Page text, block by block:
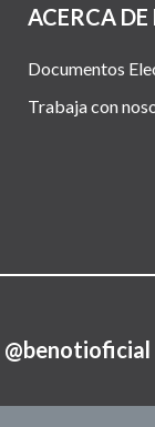
ACERCA
Documentos
Trabaja con
@benotioficial